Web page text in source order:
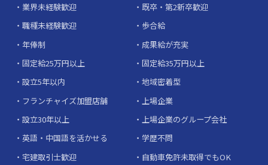
業界未経験歓迎
既卒・第2新卒歓迎
職種未経験歓迎
歩合給
年俸制
成果給が充実
固定給25万円以上
固定給35万円以上
設立5年以内
地域密着型
フランチャイズ加盟店舗
上場企業
設立30年以上
上場企業のグループ会社
英語・中国語を活かせる
学歴不問
宅建取引士歓迎
自動車免許未取得でもOK